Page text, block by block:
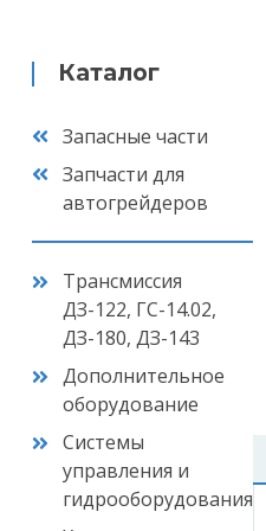
Каталог
Запасные части
Запчасти для
автогрейдеров
Трансмиссия
ДЗ-122, ГС-14.02,
ДЗ-180, ДЗ-143
Дополнительное
оборудование
Системы
управления и
гидрооборудования